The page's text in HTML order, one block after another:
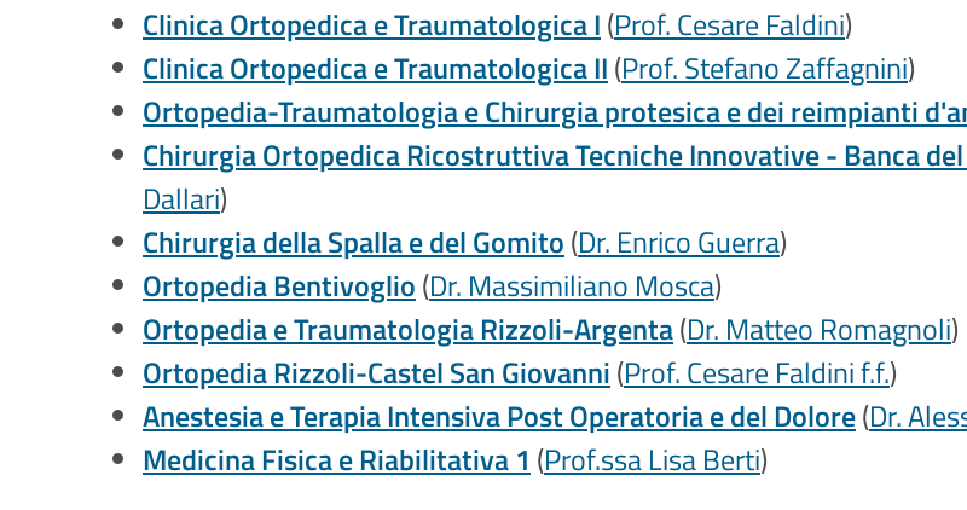
Clinica Ortopedica e Traumatologica I(Prof. Cesare Faldini)
Clinica Ortopedica e Traumatologica II(Prof. Stefano Zaffagnini)
Ortopedia-Traumatologia e Chirurgia protesica e dei reimpianti
Chirurgia Ortopedica Ricostruttiva Tecniche Innovative - Banca
Dallari)
Chirurgia della Spalla e del Gomito(Dr. Enrico Guerra)
Ortopedia Bentivoglio(Dr. Massimiliano Mosca)
Ortopedia e Traumatologia Rizzoli-Argenta(Dr. Matteo Romagnoli)
Ortopedia Rizzoli-Castel San Giovanni(Prof. Cesare Faldini f.f.)
Anestesia e Terapia Intensiva Post Operatoria e del Dolore(Dr.
Medicina Fisica e Riabilitativa 1 (Prof.ssa Lisa Berti)